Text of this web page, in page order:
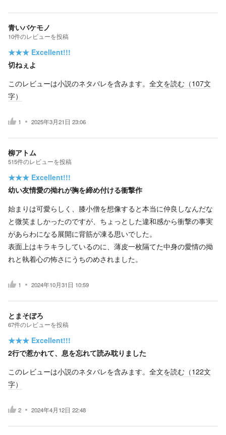
青いバケモノ
10件のレビューを投稿
★★★ Excellent!!!
切ねぇよ
このレビューは小説のネタバレを含みます。 全文を読む（107文
字）
1 2025年3月21日 23:06
柳アトム
515件のレビューを投稿
★★★ Excellent!!!
幼い友情愛の拗れが胸を締め付ける衝撃作
始まりは可愛らしく、膝小僧を想像すると本当に仲良しなんだな
と微笑ましかったのですが、ちょっとした違和感から衝撃の事実
があらわになる展開に背筋が凍る思いでした。
表面上はキラキラしているのに、薄皮一枚隔てた中身の愛情の拗
れと執着心の怖さにうちのめされました。
1 2024年10月31日 10:59
とまそぼろ
67件のレビューを投稿
★★★ Excellent!!!
2行で惹かれて、息を忘れて読み耽りました
このレビューは小説のネタバレを含みます。 全文を読む（122文
字）
2 2024年4月12日 22:48